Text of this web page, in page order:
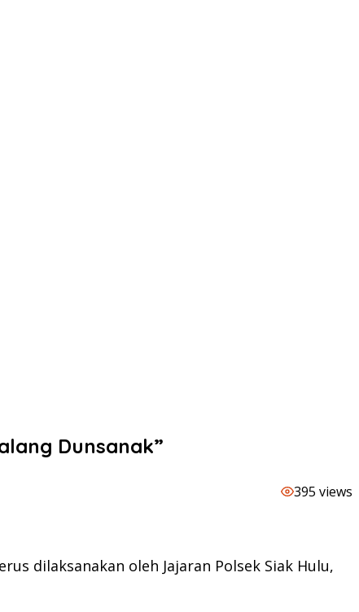
Dunsanak”
395 views
dilaksanakan oleh Jajaran Polsek Siak Hulu,